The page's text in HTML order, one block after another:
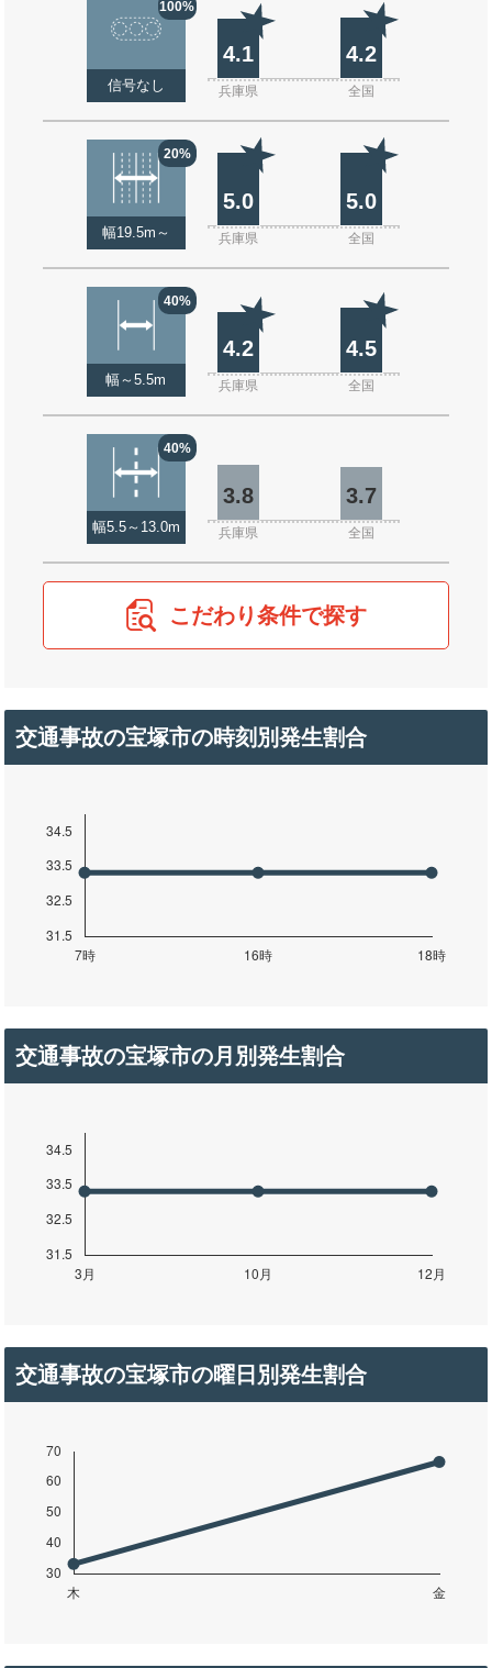
100%
信号なし
4.1 4.2
兵庫県 全国
20%
幅19.5m～
5.0 5.0
兵庫県 全国
40%
幅～5.5m
4.2 4.5
兵庫県 全国
40%
幅5.5～13.0m
3.8 3.7
兵庫県 全国
こだわり条件で探す
交通事故の宝塚市の時刻別発生割合
交通事故の宝塚市の月別発生割合
交通事故の宝塚市の曜日別発生割合